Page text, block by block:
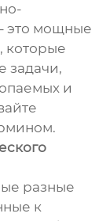
это мощные
которые
задачи,
и
разные
к